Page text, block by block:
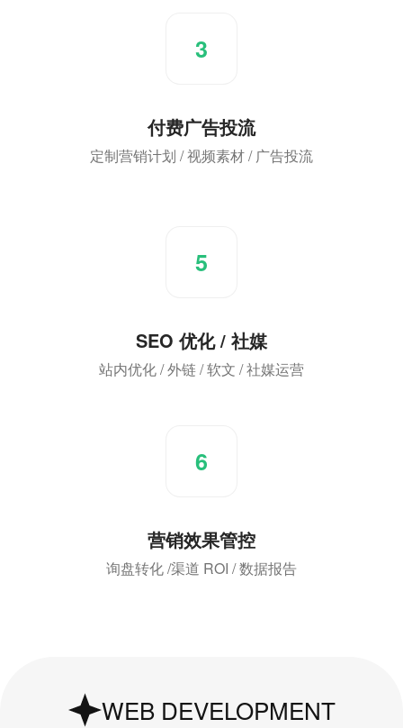
3
付费广告投流
定制营销计划 / 视频素材 / 广告投流
5
SEO 优化 / 社媒
站内优化 / 外链 / 软文 / 社媒运营
6
营销效果管控
询盘转化 /渠道 ROI / 数据报告
UI & UX Design